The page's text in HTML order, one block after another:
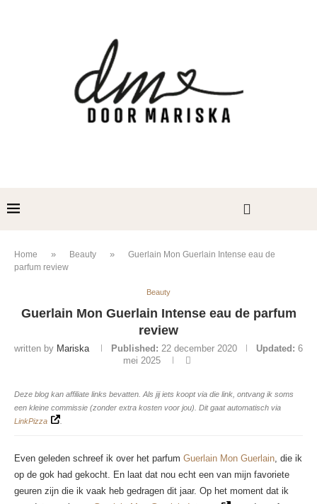
Home » Beauty »
Guerlain Mon Guerlain Intense eau de
parfum review
Beauty
Guerlain Mon Guerlain Intense eau de parfum
review
written by Mariska Published: 22 december 2020 Updated: 6
mei 2025
Deze blog kan affiliate links bevatten. Als jij iets koopt via die link, ontvang ik soms
een kleine commissie (zonder extra kosten voor jou). Dit gaat automatisch via
LinkPizza
Even geleden schreef ik over het parfum Guerlain Mon Guerlain, die ik
op de gok had gekocht. En laat dat nou echt een van mijn favoriete
geuren zijn die ik vaak heb gedragen dit jaar. Op het moment dat ik